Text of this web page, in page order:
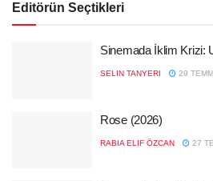
Editörün Seçtikleri
Sinemada İklim Krizi:
SELIN TANYERI 29
Rose (2026)
RABIA ELIF ÖZCAN 27